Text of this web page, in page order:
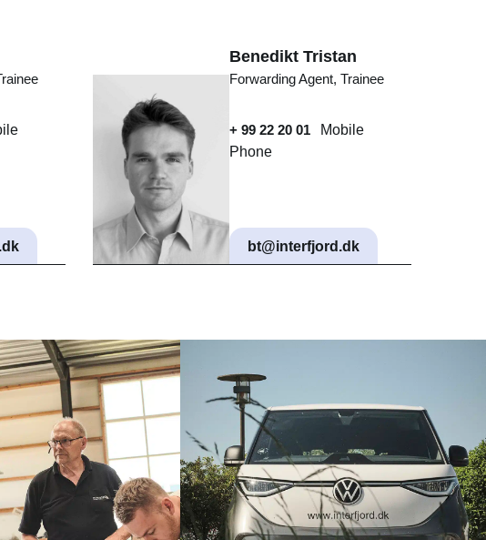
Benedikt Tristan
Forwarding Agent, Trainee
+ 99 22 20 01
Phone
Mobile
bt@interfjord.dk